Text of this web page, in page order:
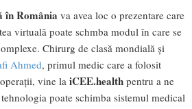
în România va avea loc o prezentare care
virtuală poate schmba modul în care se
Chirurg de clasă mondială și
Ahmed, primul medic care a folosit
vine la iCEE.health pentru a ne
poate schimba sistemul medical